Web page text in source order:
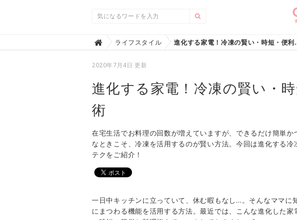
Homeライフスタイル 進化する家
2020年7月4日 更新
進化する家電！冷凍の賢い・
術
在宅生活でお料理の回数が増えていますが、できるだけ簡単
なときこそ、冷凍を活用するのが賢い方法。今回は進化する
テクをご紹介！
一日中キッチンに立っていて、休む暇もなし…。そんなママに
にまつわる機能を活用する方法。最近では、こんな進化した